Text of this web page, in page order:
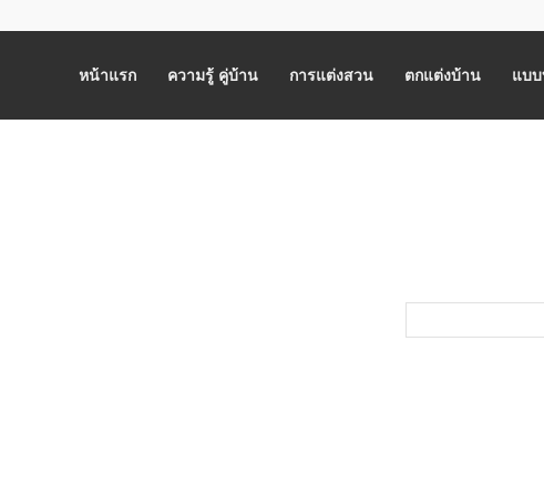
หน้าแรก ความรู้ คู่บ้าน การแต่งสวน ตกแต่งบ้าน แบ